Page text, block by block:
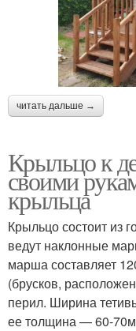
читать дальше →
Крыльцо к
своими
крыльца
Крыльцо состоит из
ведут наклонные
марша составляет
(брусков,
перил. Ширина
ее толщина — 60-